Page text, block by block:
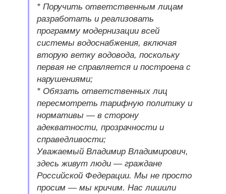
* Поручить ответственным лицам
разработать и реализовать
программу модернизации всей
системы водоснабжения, включая
вторую ветку водовода, поскольку
первая не справляется и построена с
нарушениями;
* Обязать ответственных лиц
пересмотреть тарифную политику и
нормативы — в сторону
адекватности, прозрачности и
справедливости;
Уважаемый Владимир Владимирович,
здесь живут люди — граждане
Российской Федерации. Мы не просто
просим — мы кричим. Нас лишили